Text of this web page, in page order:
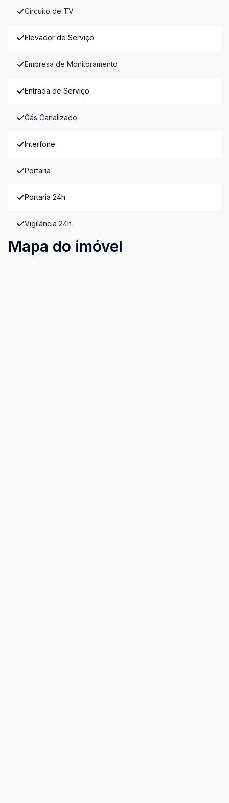
Circuito de TV
Elevador de Serviço
Empresa de Monitoramento
Entrada de Serviço
Gás Canalizado
Interfone
Portaria
Portaria 24h
Vigilância 24h
Mapa do imóvel